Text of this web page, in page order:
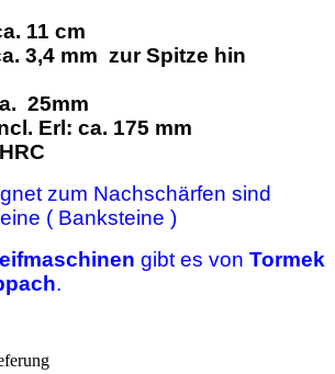
11 cm
3,4 mm zur Spitze hin
25mm
Erl: ca. 175 mm
zum Nachschärfen sind
( Banksteine )
gibt es von Tormek
.